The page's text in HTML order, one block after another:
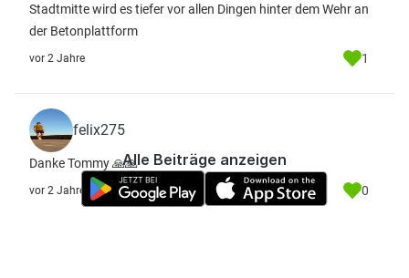
Stadtmitte wird es tiefer vor allen Dingen hinter dem Wehr an
der Betonplattform
vor 2 Jahre 1
felix275
Danke Tommy 🙏🙏
vor 2 Jahre 0
Alle Beiträge anzeigen